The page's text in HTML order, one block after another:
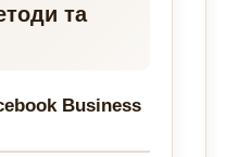
та
Business